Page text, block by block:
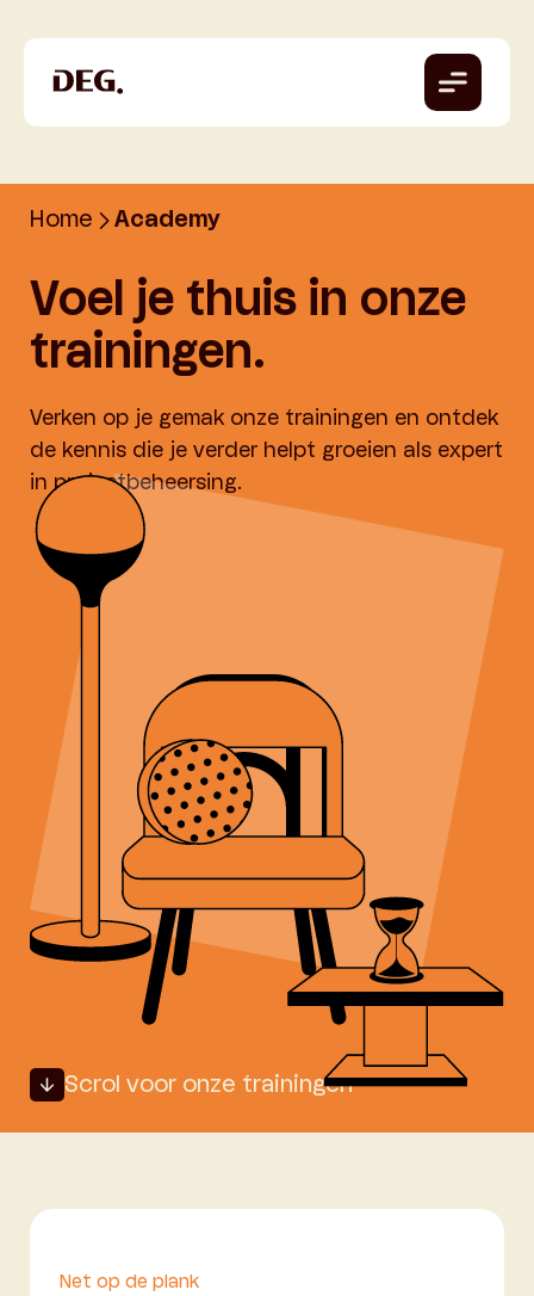
Home Academy
Voel je thuis in onze
trainingen.
Verken op je gemak onze trainingen en ontdek
de kennis die je verder helpt groeien als expert
in projectbeheersing.
Scrol voor onze trainingen
Net op de plank